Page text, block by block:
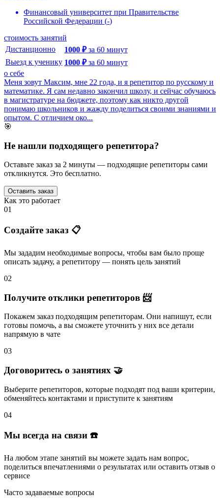
Финансовый университет при Правительстве
Российской Федерации (-)
стоимость занятий
Дистанционно
1000 ₽ за 60 минут
Выезд к ученику 1000 ₽ за 60 минут
о себе
Меня зовут Максим, мне 22 года, и я репетитор по русскому и
математике. Я сам недавно закончил школу, и сейчас обучаюсь
в магистратуре на бюджете, поэтому как никто другой
понимаю школьников и жажду поделиться своими знаниями и
опытом. С отличием око...
🎯
Не нашли подходящего репетитора?
Оставьте заказ за 2 минуты — подходящие репетиторы сами
откликнутся. Это бесплатно.
Оставить заказ
Как это работает
01
Создайте заказ 📋
Мы зададим необходимые вопросы, чтобы вам было проще
описать задачу, а репетитору — понять цель занятий
02
Получите отклики репетиторов 📨
Покажем заказ подходящим репетиторам. Они напишут, если
готовы помочь, а вы сможете уточнить у них все детали
напрямую в чате
03
Договоритесь о занятиях 🤝
Выберите репетиторов, которые подходят под ваши критерии,
обменяйтесь контактами и приступите к занятиям
04
Мы всегда на связи ☎️
На любом этапе занятий вы можете задать нам вопрос,
поделиться впечатлениями о результатах или оставить отзыв о
сервисе
Часто задаваемые вопросы